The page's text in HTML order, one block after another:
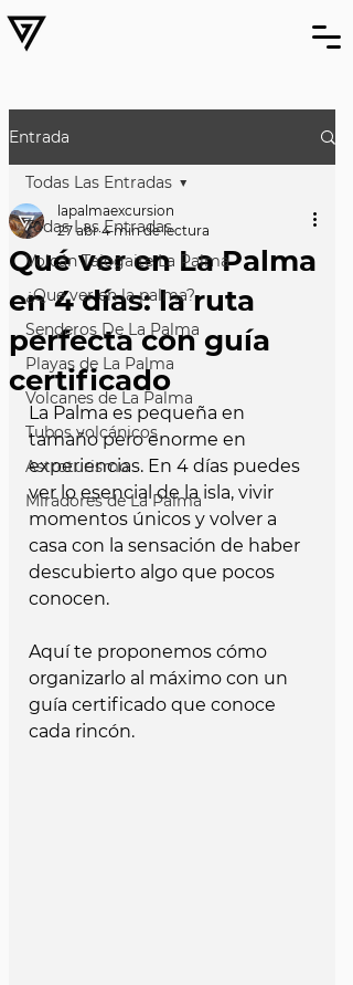
Entrada
Todas Las Entradas
Volcán Tajogaite La Palma
¿Que ver en la palma?
Senderos De La Palma
Playas de La Palma
Volcanes de La Palma
Tubos volcánicos
Astroturismo
Miradores de La Palma
Todas Las Entradas
Qué ver en La Palma
en 4 días: la ruta
perfecta con guía
certificado
lapalmaexcursion
27 abr 4 min de lectura
La Palma es pequeña en
tamaño pero enorme en
experiencias. En 4 días puedes
ver lo esencial de la isla, vivir
momentos únicos y volver a
casa con la sensación de haber
descubierto algo que pocos
conocen.
Aquí te proponemos cómo
organizarlo al máximo con un
guía certificado que conoce
cada rincón.